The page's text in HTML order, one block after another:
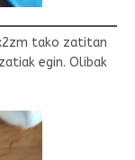
tako zatitan
egin. Olibak